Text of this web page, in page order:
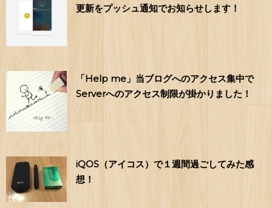
更新をプッシュ通知でお知らせします！
「Help me」当ブログへのアクセス集中で
Serverへのアクセス制限が掛かりました！
iQOS（アイコス）で１週間過ごしてみた感
想！